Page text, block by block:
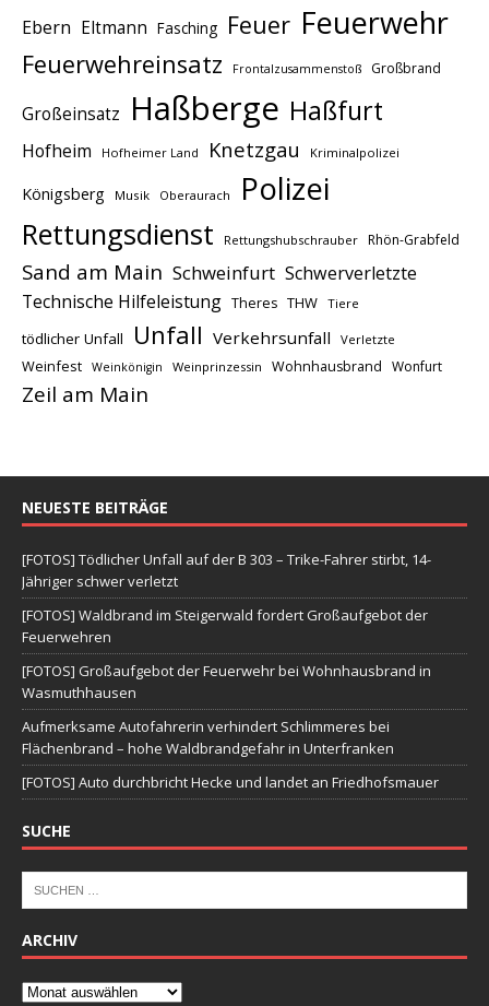
Ebern Eltmann Fasching Feuer Feuerwehr
Feuerwehreinsatz Frontalzusammenstoß Großbrand
Großeinsatz Haßberge Haßfurt
Hofheim Hofheimer Land Knetzgau Kriminalpolizei
Königsberg Musik Oberaurach Polizei
Rettungsdienst Rettungshubschrauber Rhön-Grabfeld
Sand am Main Schweinfurt Schwerverletzte
Technische Hilfeleistung Theres THW Tiere
tödlicher Unfall Unfall Verkehrsunfall Verletzte
Weinfest Weinkönigin Weinprinzessin Wohnhausbrand Wonfurt
Zeil am Main
NEUESTE BEITRÄGE
[FOTOS] Tödlicher Unfall auf der B 303 – Trike-Fahrer stirbt, 14-
Jähriger schwer verletzt
[FOTOS] Waldbrand im Steigerwald fordert Großaufgebot der
Feuerwehren
[FOTOS] Großaufgebot der Feuerwehr bei Wohnhausbrand in
Wasmuthhausen
Aufmerksame Autofahrerin verhindert Schlimmeres bei
Flächenbrand – hohe Waldbrandgefahr in Unterfranken
[FOTOS] Auto durchbricht Hecke und landet an Friedhofsmauer
SUCHE
ARCHIV